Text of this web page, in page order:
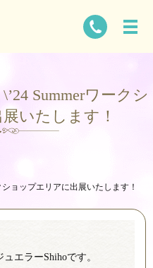
Summerワークシ
いたします！
ショップエリアに出展いたします！
エラーShihoです。